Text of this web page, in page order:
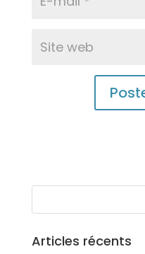
Articles récents